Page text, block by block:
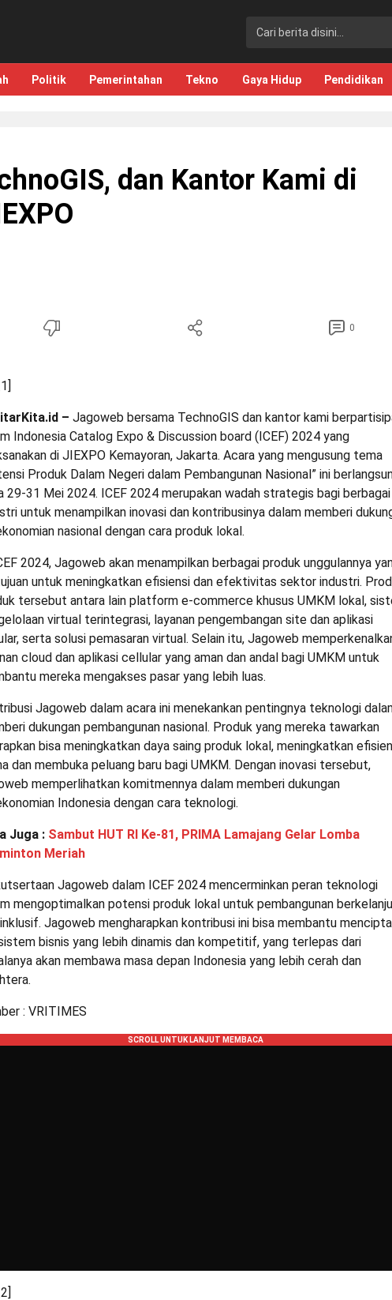
Politik Pemerintahan Tekno Gaya Hidup Pendidikan
dan Kantor Kami di
0
– Jagoweb bersama TechnoGIS dan kantor kami
Indonesia Catalog Expo & Discussion board (ICEF) 2024 yang
di JIEXPO Kemayoran, Jakarta. Acara yang mengusung tema
Produk Dalam Negeri dalam Pembangunan Nasional” ini
29-31 Mei 2024. ICEF 2024 merupakan wadah strategis bagi berbagai
untuk menampilkan inovasi dan kontribusinya dalam memberi
nasional dengan cara produk lokal.
2024, Jagoweb akan menampilkan berbagai produk unggulannya
untuk meningkatkan efisiensi dan efektivitas sektor industri.
tersebut antara lain platform e-commerce khusus UMKM lokal,
virtual terintegrasi, layanan pengembangan site dan aplikasi
serta solusi pemasaran virtual. Selain itu, Jagoweb
cloud dan aplikasi cellular yang aman dan andal bagi UMKM untuk
mereka mengakses pasar yang lebih luas.
Jagoweb dalam acara ini menekankan pentingnya teknologi
dukungan pembangunan nasional. Produk yang mereka tawarkan
bisa meningkatkan daya saing produk lokal, meningkatkan
dan membuka peluang baru bagi UMKM. Dengan inovasi tersebut,
memperlihatkan komitmennya dalam memberi dukungan
Indonesia dengan cara teknologi.
Juga : Sambut HUT RI Ke-81, PRIMA Lamajang Gelar Lomba
Meriah
Jagoweb dalam ICEF 2024 mencerminkan peran teknologi
mengoptimalkan potensi produk lokal untuk pembangunan
Jagoweb mengharapkan kontribusi ini bisa membantu
bisnis yang lebih dinamis dan kompetitif, yang terlepas dari
akan membawa masa depan Indonesia yang lebih cerah dan
: VRITIMES